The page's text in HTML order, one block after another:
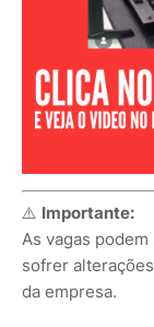
⚠️ Importante:
As vagas
sofrer
da empresa.